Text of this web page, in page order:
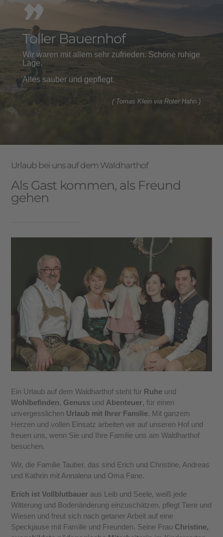
Toller Bauernhof
Wir waren mit allem sehr zufrieden. Schöne ruhige
Lage.
Alles sauber und gepflegt.
( Tomas Klein via Roter Hahn )
Urlaub bei uns auf dem Waldharthof
Als Gast kommen, als Freund
gehen
Ein Urlaub auf dem Waldharthof steht für Ruhe und
Wohlbefinden, Genuss und Abenteuer, für einen
unvergesslichen Urlaub mit Ihrer Familie. Mit ganzem
Herzen und vollen Einsatz arbeiten wir auf unseren Hof und
freuen uns, wenn Sie und Ihre Familie uns am Waldharthof
besuchen.
Wir, die Familie Tauber, das sind Erich und Christine, Andreas
und Kathrin mit Annalena und Oma Fane.
Erich ist Vollblutbauer aus Leib und Seele, weiß jede
Witterung und Bodenänderung einzuschätzen, pflegt Tiere und
Wiesen und freut sich nach getaner Arbeit auf eine
Speckjause mit Familie und Freunden. Seine Frau Christine,